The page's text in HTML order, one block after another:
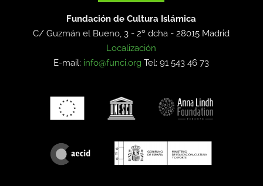
Fundación de Cultura Islámica
C/ Guzmán el Bueno, 3 - 2º dcha -28015 Madrid
Localización
E-mail: info@funci.org Tel: 91 543 46 73